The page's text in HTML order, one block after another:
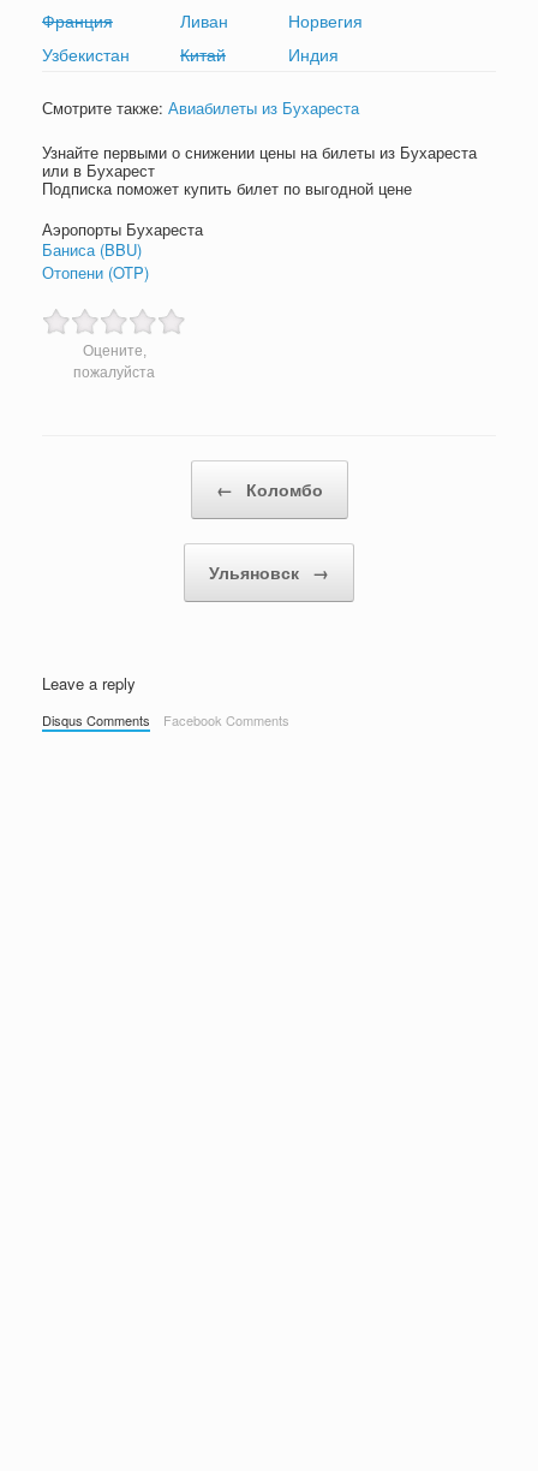
Франция
Ливан
Норвегия
Узбекистан
Китай Индия
Смотрите также: Авиабилеты из Бухареста
Узнайте первыми о снижении цены на билеты из Бухареста
или в Бухарест
Подписка поможет купить билет по выгодной цене
Аэропорты Бухареста
Баниса (BBU)
Отопени (OTP)
Оцените,
пожалуйста
← Коломбо
Ульяновск →
Leave a reply
Disqus Comments Facebook Comments